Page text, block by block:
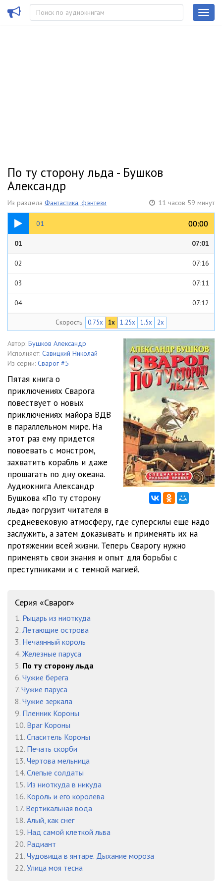
По ту сторону льда - Бушков
Александр
Из раздела Фантастика, фэнтези 11 часов 59 минут
01 00:00
00:00
07:01
01 07:01
02 07:16
03 07:11
04 07:12
06 07:15
07 07:07
08 07:10
09 07:13
07:14
11 07:07
12 07:47
07:05
14
15 07:19
17
19
20
21
22
23
24
25
26
27
28
29
30
31
32
Скорость 0.75x 1x 1.25x 1.5x 2x
Автор: Бушков Александр
Исполняет: Савицкий Николай
Из серии: Сварог #5
Пятая книга о
приключениях Сварога
повествует о новых
приключениях майора ВДВ
в параллельном мире. На
этот раз ему придется
повоевать с монстром,
захватить корабль и даже
прошагать по дну океана.
Аудиокнига Александр
Бушкова «По ту сторону
льда» погрузит читателя в
средневековую атмосферу, где суперсилы еще надо
заслужить, а затем доказывать и применять их на
протяжении всей жизни. Теперь Сварогу нужно
применять свои знания и опыт для борьбы с
преступниками и с темной магией.
Серия «Сварог»
1. Рыцарь из ниоткуда
2. Летающие острова
3. Нечаянный король
4. Железные паруса
5. По ту сторону льда
6. Чужие берега
7. Чужие паруса
8. Чужие зеркала
9. Пленник Короны
10. Враг Короны
11. Спаситель Короны
12. Печать скорби
13. Чертова мельница
14. Слепые солдаты
15. Из ниоткуда в никуда
16. Король и его королева
17. Вертикальная вода
18. Алый, как снег
19. Над самой клеткой льва
20. Радиант
21. Чудовища в янтаре. Дыхание мороза
22. Улица моя тесна